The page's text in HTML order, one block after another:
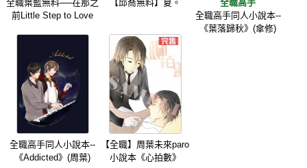
全職葉藍無料──在那之
前Little Step to Love
【邱喬無料】夏。
全職高手
全職高手同人小說本--
《葉落歸秋》(傘修)
全職高手同人小說本--
《Addicted》(周葉)
【全職】周葉未來paro
小說本《心拍數》